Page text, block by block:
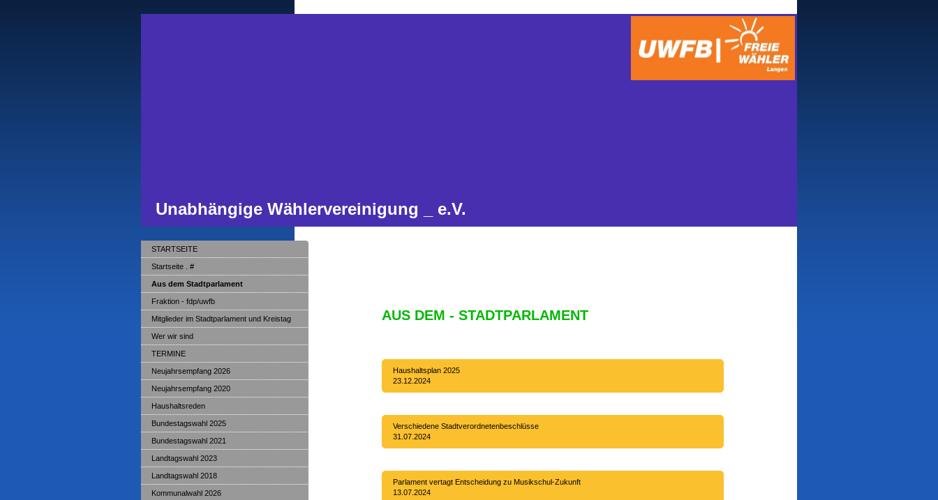
Unabhängige Wählervereinigung _ e.V.
AUS DEM - STADTPARLAMENT
Haushaltsplan 2025
23.12.2024
Verschiedene Stadtverordnetenbeschlüsse
31.07.2024
Parlament vertagt Entscheidung zu Musikschul-Zukunft
13.07.2024
STARTSEITE
Startseite . #
Aus dem Stadtparlament
Fraktion - fdp/uwfb
Mitglieder im Stadtparlament und Kreistag
Wer wir sind
TERMINE
Neujahrsempfang 2026
Neujahrsempfang 2020
Haushaltsreden
Bundestagswahl 2025
Bundestagswahl 2021
Landtagswahl 2023
Landtagswahl 2018
Kommunalwahl 2026